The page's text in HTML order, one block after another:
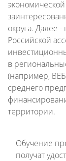
округа. Далее
Российской
в
(например,
среднего
территории.
Обучение
получат